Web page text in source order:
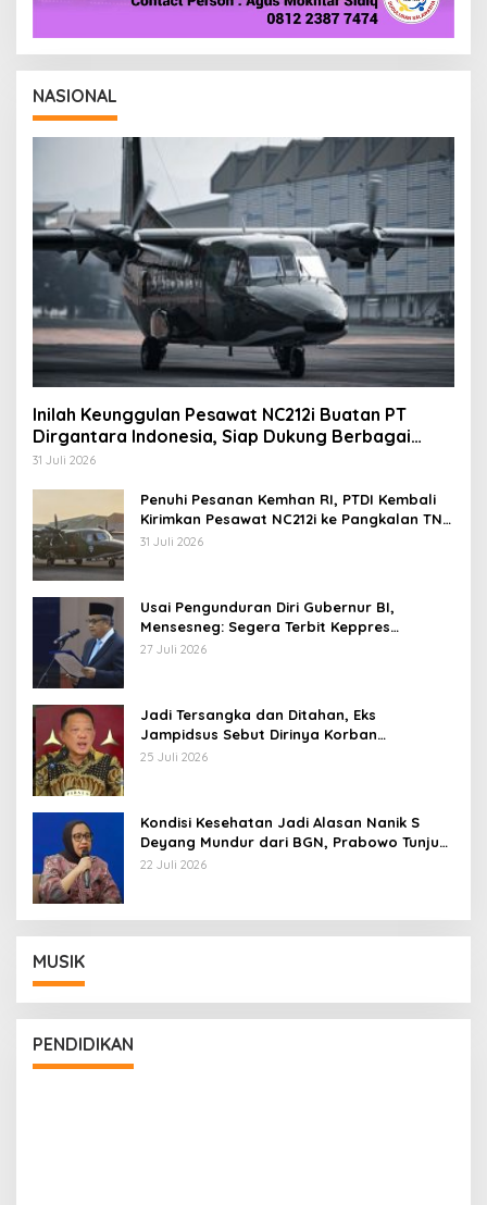
NASIONAL
Inilah Keunggulan Pesawat NC212i Buatan PT
Dirgantara Indonesia, Siap Dukung Berbagai
Operasi TNI
31 Juli 2026
Penuhi Pesanan Kemhan RI, PTDI Kembali
Kirimkan Pesawat NC212i ke Pangkalan TNI
AU
31 Juli 2026
Usai Pengunduran Diri Gubernur BI,
Mensesneg: Segera Terbit Keppres
Pemberhentian dengan Hormat
27 Juli 2026
Jadi Tersangka dan Ditahan, Eks
Jampidsus Sebut Dirinya Korban
Kriminalisasi
25 Juli 2026
Kondisi Kesehatan Jadi Alasan Nanik S
Deyang Mundur dari BGN, Prabowo Tunjuk
Wamentan Sudaryono
22 Juli 2026
MUSIK
PENDIDIKAN